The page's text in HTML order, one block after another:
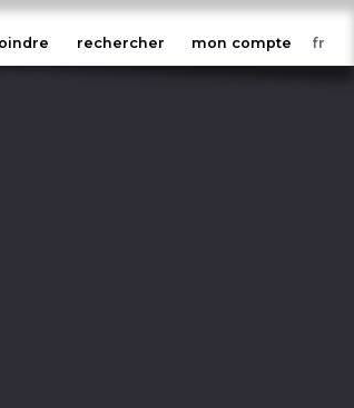
rechercher mon compte